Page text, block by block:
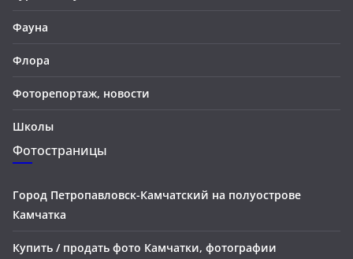
Фауна
Флора
Фоторепортаж, новости
Школы
Фотостраницы
Город Петропавловск-Камчатский на полуострове
Камчатка
Купить / продать фото Камчатки, фотографии